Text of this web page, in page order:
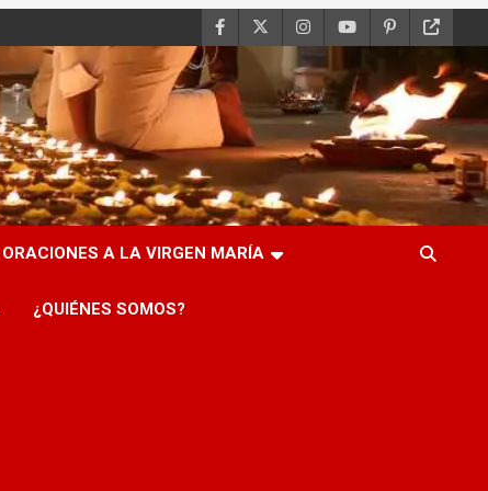
ORACIONES A LA VIRGEN MARÍA
¿QUIÉNES SOMOS?